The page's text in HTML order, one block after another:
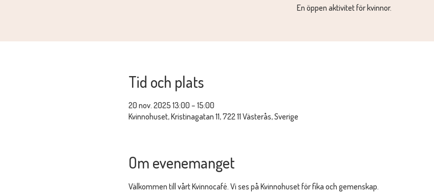
En öppen aktivitet för kvinnor.
Tid och plats
20 nov. 2025 13:00 – 15:00
Kvinnohuset, Kristinagatan 11, 722 11 Västerås, Sverige
Om evenemanget
Välkommen till vårt Kvinnocafé. Vi ses på Kvinnohuset för fika och gemenskap.